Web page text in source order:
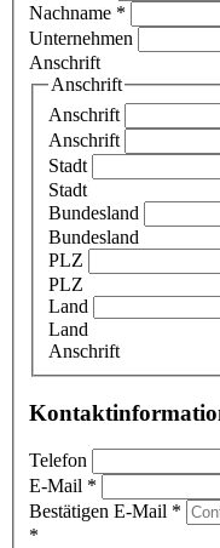
Nachname *
Unternehmen
Anschrift
Anschrift
Anschrift
Anschrift
Stadt
Stadt
Bundesland
Bundesland
PLZ
PLZ
Land
Land
Anschrift
Telefon
E-Mail *
Bestätigen E-Mail *
*